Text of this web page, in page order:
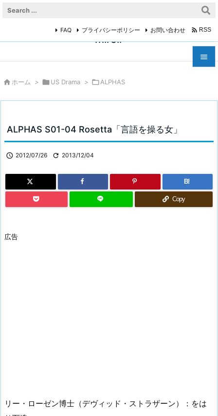
miroir



FAQ プライバシーポリシー お問い合わせ  RSS
 ホーム > US Drama > ALPHAS
ALPHAS S01-04 Rosetta「言語を操る女」
 2012/07/26  2013/12/04
B!
Copy
広告
リー・ローゼン博士（デヴィッド・ストラザーン）：をは